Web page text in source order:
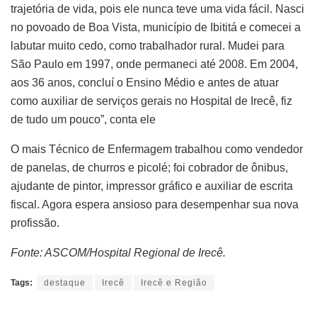
trajetória de vida, pois ele nunca teve uma vida fácil. Nasci
no povoado de Boa Vista, município de Ibititá e comecei a
labutar muito cedo, como trabalhador rural. Mudei para
São Paulo em 1997, onde permaneci até 2008. Em 2004,
aos 36 anos, concluí o Ensino Médio e antes de atuar
como auxiliar de serviços gerais no Hospital de Irecê, fiz
de tudo um pouco”, conta ele
O mais Técnico de Enfermagem trabalhou como vendedor
de panelas, de churros e picolé; foi cobrador de ônibus,
ajudante de pintor, impressor gráfico e auxiliar de escrita
fiscal. Agora espera ansioso para desempenhar sua nova
profissão.
Fonte: ASCOM/Hospital Regional de Irecê.
Tags: destaque Irecê Irecê e Região